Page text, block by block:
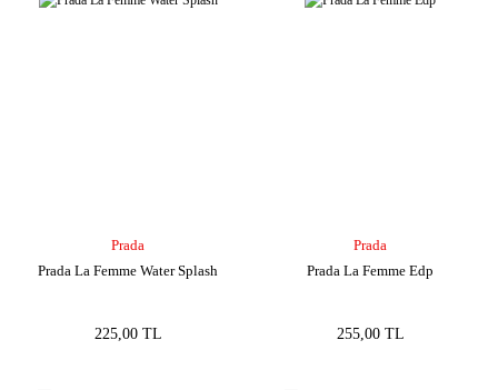
Prada
Prada La Femme Water Splash
225,00 TL
Prada
Prada La Femme Edp
255,00 TL